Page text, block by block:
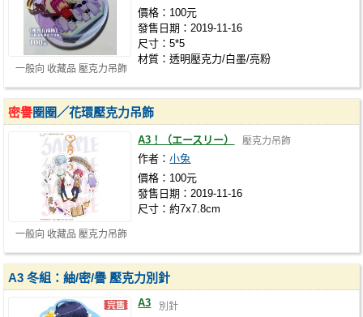
一般向 收藏品 壓克力吊飾
價格：100元
發售日期：2019-11-16
尺寸：5*5
材質：透明壓克力/白墨/亮粉
一般向 收藏品 壓克力吊飾
密譽圈圈／花環壓克力吊飾
A3！（エースリー） 壓克力吊飾
作者：小兔
價格：100元
發售日期：2019-11-16
尺寸：約7x7.8cm
A3 冬組：紬/密/譽 壓克力別針
A3 別針